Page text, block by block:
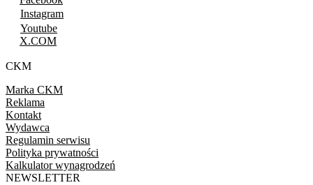
Instagram
Youtube
X.COM
CKM
Marka CKM
Reklama
Kontakt
Wydawca
Regulamin serwisu
Polityka prywatności
Kalkulator wynagrodzeń
NEWSLETTER